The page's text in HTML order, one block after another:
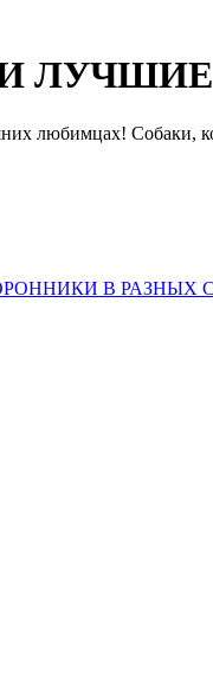
ЛУЧШИЕ
любимцах! Собаки,
В РАЗНЫХ